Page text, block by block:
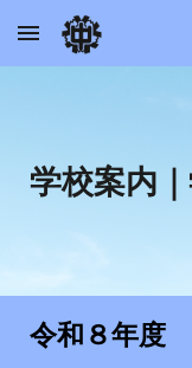
Skip to main content
学校案内
令和８年度